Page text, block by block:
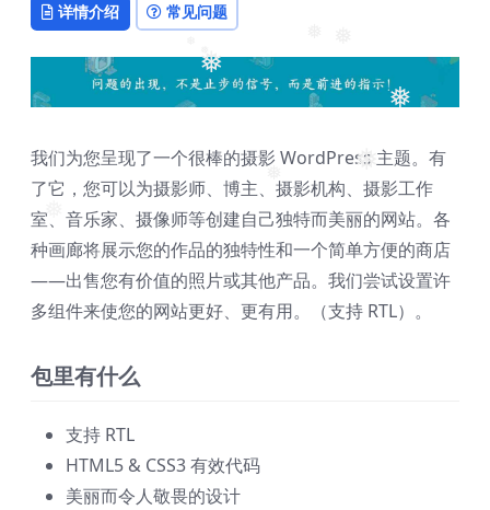
❅
❅
❅
❅
❅
❅
❅
❅
❅
❅
详情介绍 常见问题
我们为您呈现了一个很棒的摄影 WordPress 主题。有
了它，您可以为摄影师、博主、摄影机构、摄影工作
室、音乐家、摄像师等创建自己独特而美丽的网站。各
种画廊将展示您的作品的独特性和一个简单方便的商店
——出售您有价值的照片或其他产品。我们尝试设置许
多组件来使您的网站更好、更有用。（支持 RTL）。
包里有什么
支持 RTL
HTML5 & CSS3 有效代码
美丽而令人敬畏的设计